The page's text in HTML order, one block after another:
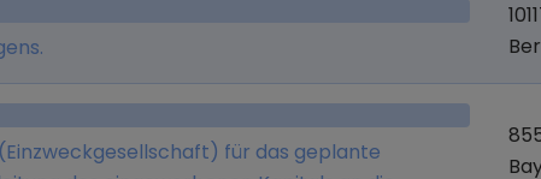
die direkt oder indirekt mit dem Kauf, Verkauf
zusammenhängen.
für das geplante